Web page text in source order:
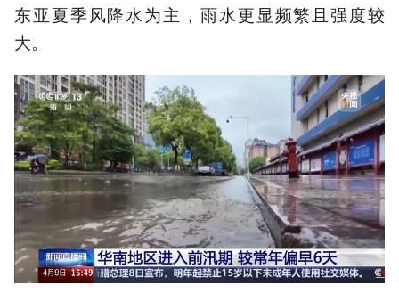
东亚夏季风降水为主，雨水更显频繁且强度较
大。